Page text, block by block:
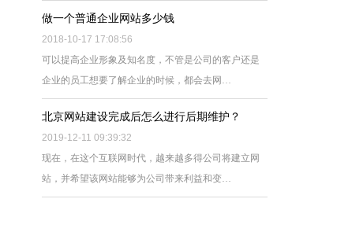
做一个普通企业网站多少钱
2018-10-17 17:08:56
可以提高企业形象及知名度，不管是公司的客户还是
企业的员工想要了解企业的时候，都会去网…
北京网站建设完成后怎么进行后期维护？
2019-12-11 09:39:32
现在，在这个互联网时代，越来越多得公司将建立网
站，并希望该网站能够为公司带来利益和变…